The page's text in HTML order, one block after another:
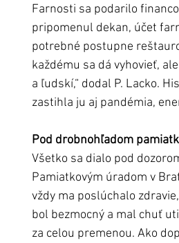
Farnosti sa podarilo
pripomenul dekan, účet
potrebné postupne
každému sa dá vyhovieť,
a ľudskí,“ dodal P. Lacko.
zastihla ju aj pandémia,
Pod drobnohľadom
Všetko sa dialo pod
Pamiatkovým úradom v
vždy ma poslúchalo
bol bezmocný a mal chuť
za celou premenou. Ako